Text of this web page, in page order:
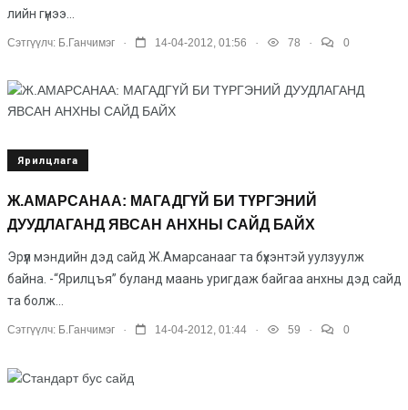
лийн гүнээ...
Сэтгүүлч: Б.Ганчимэг . 14-04-2012, 01:56 . 78 . 0
Ярилцлага
Ж.АМАРСАНАА: МАГАДГҮЙ БИ ТҮРГЭНИЙ
ДУУДЛАГАНД ЯВСАН АНХНЫ САЙД БАЙХ
Эрүүл мэндийн дэд сайд Ж.Амарсанааг та бүхэнтэй уулзуулж
байна. -“Ярилцъя” буланд маань уригдаж байгаа анхны дэд сайд
та болж...
Сэтгүүлч: Б.Ганчимэг . 14-04-2012, 01:44 . 59 . 0